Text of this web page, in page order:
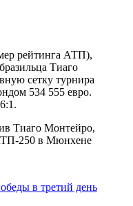
рейтинга АТП),
Тиаго
сетку турнира
534 555 евро.
в третий день